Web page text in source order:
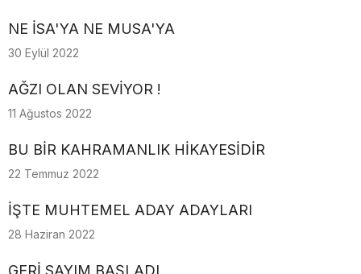
NE İSA'YA NE MUSA'YA
30 Eylül 2022
AĞZI OLAN SEVİYOR !
11 Ağustos 2022
BU BİR KAHRAMANLIK HİKAYESİDİR
22 Temmuz 2022
İŞTE MUHTEMEL ADAY ADAYLARI
28 Haziran 2022
GERİ SAYIM BAŞLADI